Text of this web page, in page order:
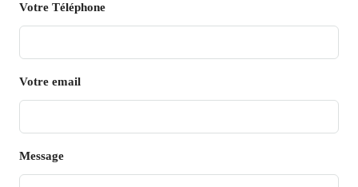
Votre Téléphone
Votre email
Message